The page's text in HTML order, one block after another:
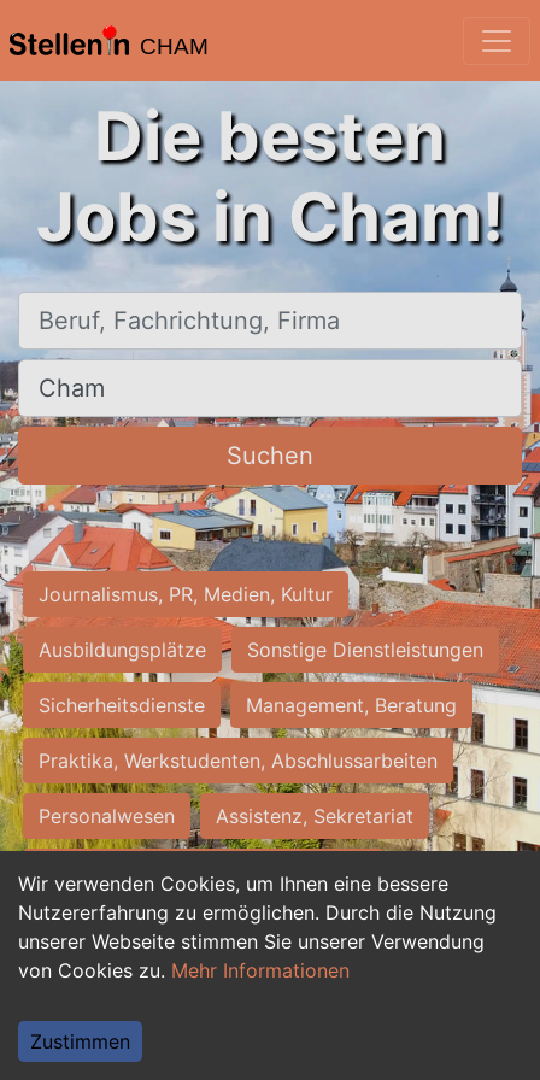
CHAM
Wir verwenden Cookies, um Ihnen eine bessere
Nutzererfahrung zu ermöglichen. Durch die Nutzung
unserer Webseite stimmen Sie unserer Verwendung
von Cookies zu. Mehr Informationen
Zustimmen
Die besten
Jobs in Cham!
Beruf, Fachrichtung, Firma
Ort, Stadt
Suchen
Journalismus, PR, Medien, Kultur
Ausbildungsplätze Sonstige Dienstleistungen
Sicherheitsdienste Management, Beratung
Praktika, Werkstudenten, Abschlussarbeiten
Personalwesen Assistenz, Sekretariat
Hilfskräfte, Aushilfs- und Nebenjobs
Einkauf, Logistik, Materialwirtschaft
Weiterbildung, Studium, duale Ausbildung
Tourismus